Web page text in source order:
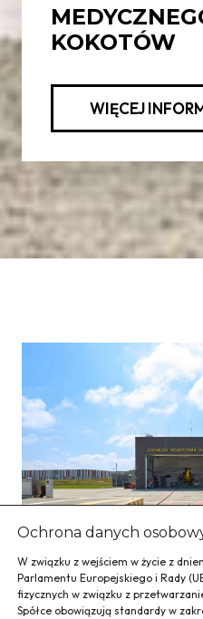
KOKOTÓW
WIĘCEJ
Ochrona danych
W związku z wejściem w życie z
Parlamentu Europejskiego i Rady
fizycznych w związku z
Spółce obowiązują standardy w